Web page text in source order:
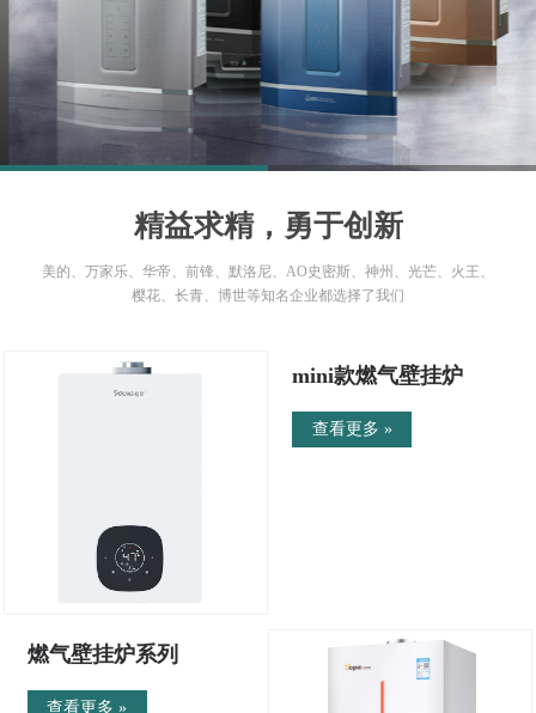
精益求精，勇于创新
美的、万家乐、华帝、前锋、默洛尼、AO史密斯、神州、光芒、火王、
樱花、长青、博世等知名企业都选择了我们
mini款燃气壁挂炉
查看更多 »
燃气壁挂炉系列
查看更多 »